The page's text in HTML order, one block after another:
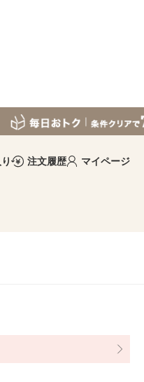
注文履歴 マイページ